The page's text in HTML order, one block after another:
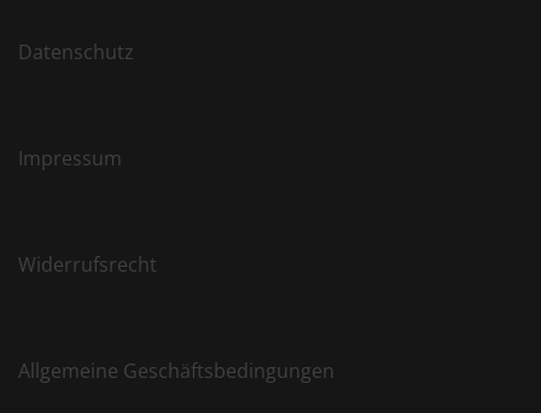
Datenschutz
Impressum
Widerrufsrecht
Allgemeine Geschäftsbedingungen